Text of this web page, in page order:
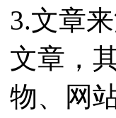
3.文章
文章，
物、网